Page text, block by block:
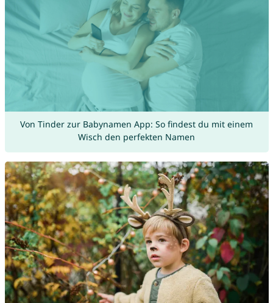
Von Tinder zur Babynamen App: So findest du mit einem
Wisch den perfekten Namen